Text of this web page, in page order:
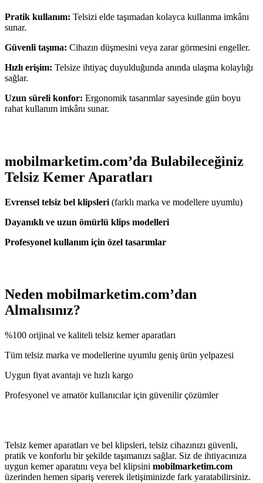
Pratik kullanım: Telsizi elde taşımadan kolayca kullanma imkânı
sunar.
Güvenli taşıma: Cihazın düşmesini veya zarar görmesini engeller.
Hızlı erişim: Telsize ihtiyaç duyulduğunda anında ulaşma kolaylığı
sağlar.
Uzun süreli konfor: Ergonomik tasarımlar sayesinde gün boyu
rahat kullanım imkânı sunar.
mobilmarketim.com’da Bulabileceğiniz
Telsiz Kemer Aparatları
Evrensel telsiz bel klipsleri (farklı marka ve modellere uyumlu)
Dayanıklı ve uzun ömürlü klips modelleri
Profesyonel kullanım için özel tasarımlar
Neden mobilmarketim.com’dan
Almalısınız?
%100 orijinal ve kaliteli telsiz kemer aparatları
Tüm telsiz marka ve modellerine uyumlu geniş ürün yelpazesi
Uygun fiyat avantajı ve hızlı kargo
Profesyonel ve amatör kullanıcılar için güvenilir çözümler
Telsiz kemer aparatları ve bel klipsleri, telsiz cihazınızı güvenli,
pratik ve konforlu bir şekilde taşımanızı sağlar. Siz de ihtiyacınıza
uygun kemer aparatını veya bel klipsini mobilmarketim.com
üzerinden hemen sipariş vererek iletişiminizde fark yaratabilirsiniz.